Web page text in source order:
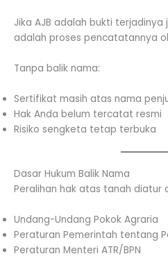
Jika AJB adalah bukti terjadinya
adalah proses pencatatannya
Tanpa balik nama:
Sertifikat masih atas nama
Hak Anda belum tercatat resmi
Risiko sengketa tetap terbuka
Dasar Hukum Balik Nama
Peralihan hak atas tanah diatur
Undang-Undang Pokok Agraria
Peraturan Pemerintah tentang
Peraturan Menteri ATR/BPN